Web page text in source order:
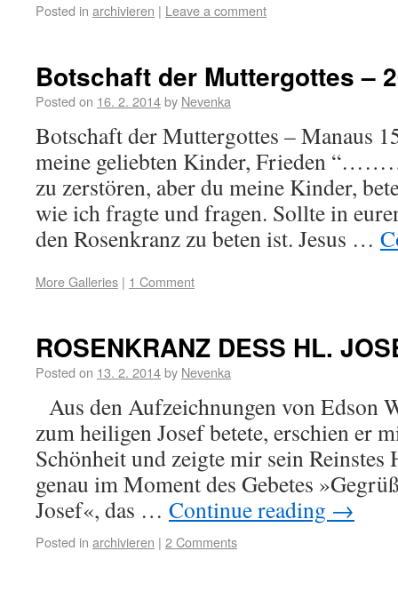
Posted in archivieren | Leave a comment
Botschaft der Muttergottes –
Posted on 16. 2. 2014by Nevenka
Botschaft der Muttergottes – Manaus
meine geliebten Kinder, Frieden
zu zerstören, aber du meine Kinder,
wie ich fragte und fragen. Sollte in
den Rosenkranz zu beten ist. Jesus …
More Galleries | 1 Comment
ROSENKRANZ DESS HL.
Posted on 13. 2. 2014by Nevenka
Aus den Aufzeichnungen von Edson
zum heiligen Josef betete, erschien er
Schönheit und zeigte mir sein
genau im Moment des Gebetes
Josef«, das … Continue reading →
Posted in archivieren | 2 Comments